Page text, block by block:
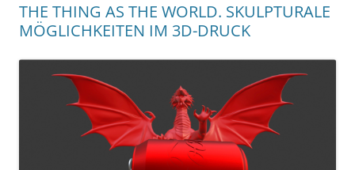
THE THING AS THE WORLD. SKULPTURALE
MÖGLICHKEITEN IM 3D-DRUCK